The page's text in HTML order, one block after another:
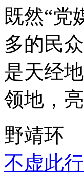
既然“党
多的民
是天经
领地，
野靖环
不虚此行